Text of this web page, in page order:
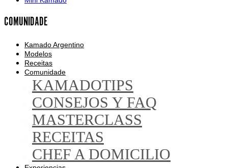
COMUNIDADE
Kamado Argentino
Modelos
Receitas
Comunidade
KAMADOTIPS
CONSEJOS Y FAQ
MASTERCLASS
RECEITAS
CHEF A DOMICILIO